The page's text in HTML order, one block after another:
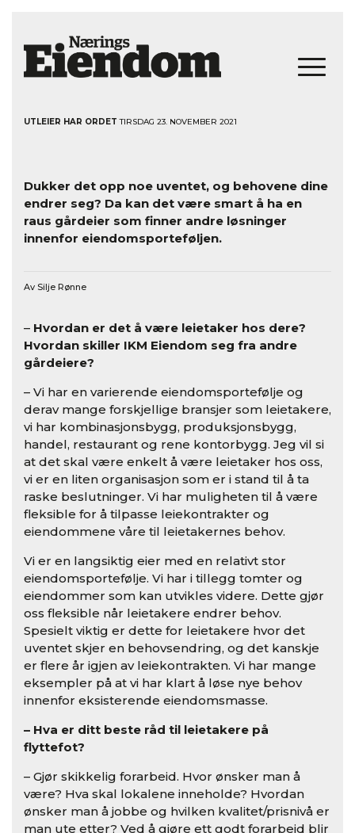
UTLEIER HAR ORDET TIRSDAG 23. NOVEMBER 2021
Dukker det opp noe uventet, og behovene dine
endrer seg? Da kan det være smart å ha en
raus gårdeier som finner andre løsninger
innenfor eiendomsporteføljen.
Av Silje Rønne
– Hvordan er det å være leietaker hos dere?
Hvordan skiller IKM Eiendom seg fra andre
gårdeiere?
– Vi har en varierende eiendomsportefølje og
derav mange forskjellige bransjer som leietakere,
vi har kombinasjonsbygg, produksjonsbygg,
handel, restaurant og rene kontorbygg. Jeg vil si
at det skal være enkelt å være leietaker hos oss,
vi er en liten organisasjon som er i stand til å ta
raske beslutninger. Vi har muligheten til å være
fleksible for å tilpasse leiekontrakter og
eiendommene våre til leietakernes behov.
Vi er en langsiktig eier med en relativt stor
eiendomsportefølje. Vi har i tillegg tomter og
eiendommer som kan utvikles videre. Dette gjør
oss fleksible når leietakere endrer behov.
Spesielt viktig er dette for leietakere hvor det
uventet skjer en behovsendring, og det kanskje
er flere år igjen av leiekontrakten. Vi har mange
eksempler på at vi har klart å løse nye behov
innenfor eksisterende eiendomsmasse.
– Hva er ditt beste råd til leietakere på
flyttefot?
– Gjør skikkelig forarbeid. Hvor ønsker man å
være? Hva skal lokalene inneholde? Hvordan
ønsker man å jobbe og hvilken kvalitet/prisnivå er
man ute etter? Ved å gjøre ett godt forarbeid blir